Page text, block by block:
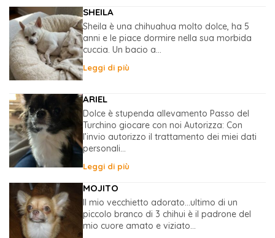
SHEILA
Sheila è una chihuahua molto dolce, ha 5
anni e le piace dormire nella sua morbida
cuccia. Un bacio a...
Leggi di più
ARIEL
Dolce è stupenda allevamento Passo del
Turchino giocare con noi Autorizza: Con
l’invio autorizzo il trattamento dei miei dati
personali...
Leggi di più
MOJITO
Il mio vecchietto adorato…ultimo di un
piccolo branco di 3 chihui è il padrone del
mio cuore amato e viziato...